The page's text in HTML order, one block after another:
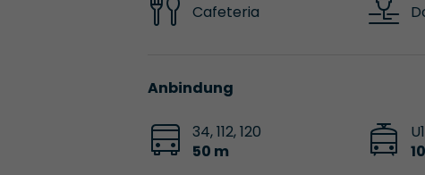
Cafeteria
Anbindung
34, 112, 120
50 m
U1